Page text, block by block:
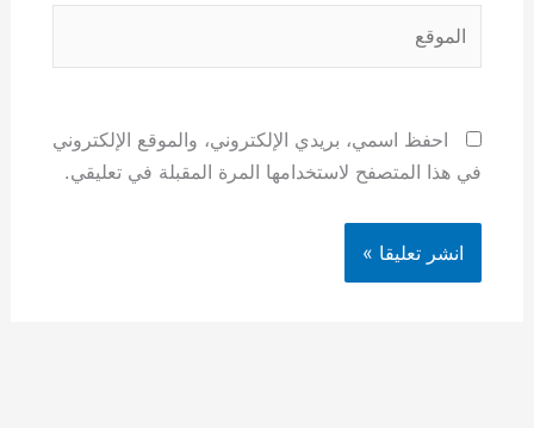
احفظ اسمي، بريدي الإلكتروني، والموقع الإلكتروني
في هذا المتصفح لاستخدامها المرة المقبلة في تعليقي.